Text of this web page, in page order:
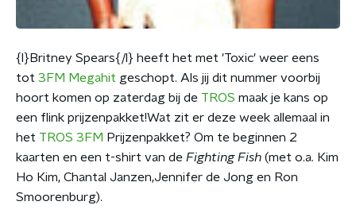
{l}Britney Spears{/l} heeft het met 'Toxic' weer eens
tot 3FM Megahit geschopt. Als jij dit nummer voorbij
hoort komen op zaterdag bij de TROS maak je kans op
een flink prijzenpakket!Wat zit er deze week allemaal in
het TROS 3FM Prijzenpakket? Om te beginnen 2
kaarten en een t-shirt van de Fighting Fish (met o.a. Kim
Ho Kim, Chantal Janzen,Jennifer de Jong en Ron
Smoorenburg).